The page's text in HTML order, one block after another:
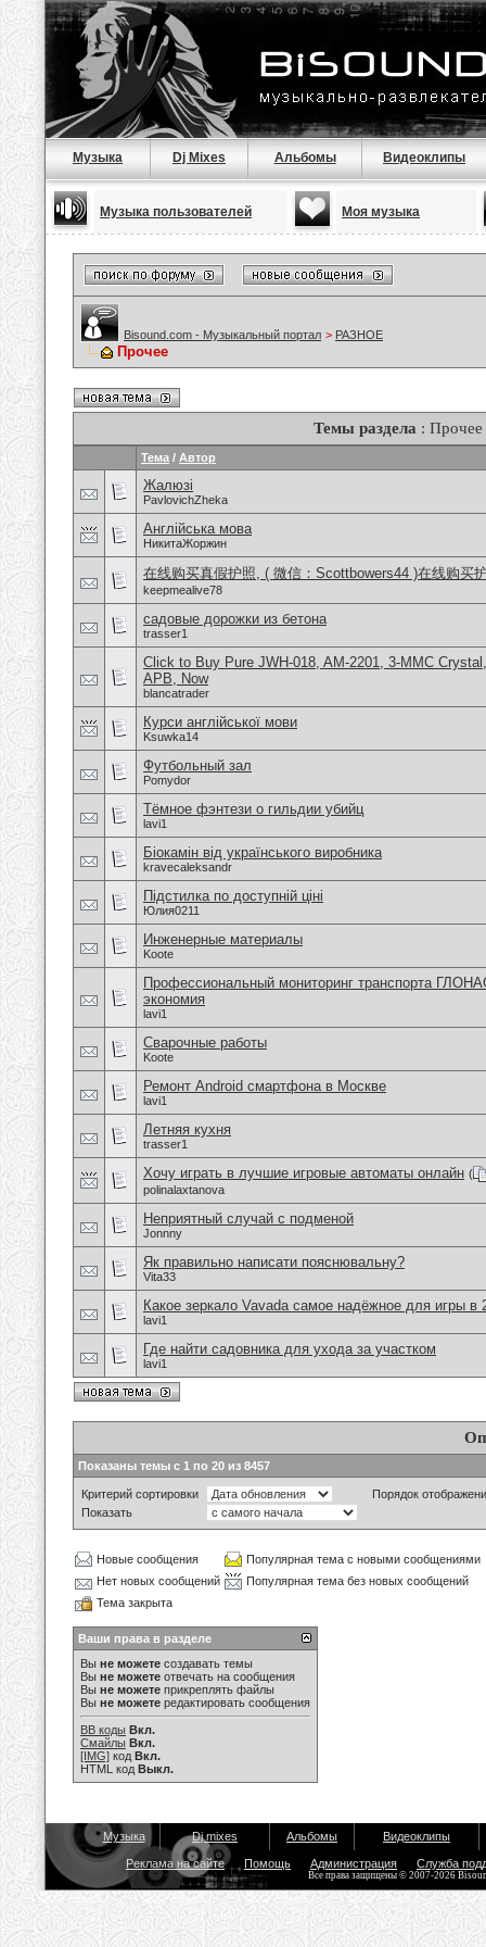
Музыка Dj Mixes Альбомы Видеоклипы
Музыка пользователей Моя музыка
Bisound.com - Музыкальный портал > РАЗНОЕ
Прочее
Темы раздела : Прочее
Тема / Автор
Жалюзі
PavlovichZheka
Англійська мова
НикитаЖоржин
在线购买真假护照, ( 微信：Scottbowers44 )在线购买
keepmealive78
садовые дорожки из бетона
trasser1
Click to Buy Pure JWH-018, AM-2201, 3-MMC
APB, Now
blancatrader
Курси англійської мови
Ksuwka14
Футбольный зал
Pomydor
Тёмное фэнтези о гильдии убийц
lavi1
Біокамін від українського виробника
kravecaleksandr
Підстилка по доступній ціні
Юлия0211
Инженерные материалы
Koote
Профессиональный мониторинг транспорта
экономия
lavi1
Сварочные работы
Koote
Ремонт Android смартфона в Москве
lavi1
Летняя кухня
trasser1
Хочу играть в лучшие игровые автоматы онлайн (
polinalaxtanova
Неприятный случай с подменой
Jonnny
Як правильно написати пояснювальну?
Vita33
Какое зеркало Vavada самое надёжное для игры в
lavi1
Где найти садовника для ухода за участком
lavi1
Показаны темы с 1 по 20 из 8457
Критерий сортировки
Порядок
Показать
Новые сообщения
Популярная тема с новыми сообщениями
Нет новых сообщений
Популярная тема без новых сообщений
Тема закрыта
Ваши права в разделе
Вы не можете создавать темы
Вы не можете отвечать на сообщения
Вы не можете прикреплять файлы
Вы не можете редактировать сообщения
BB коды Вкл.
Смайлы Вкл.
[IMG] код Вкл.
HTML код Выкл.
Музыка Dj mixes Альбомы Видеоклипы
Реклама на сайте Помощь Администрация Служба
Все права защищены © 2007-2026